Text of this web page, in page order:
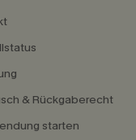
& Rückgaberecht
starten